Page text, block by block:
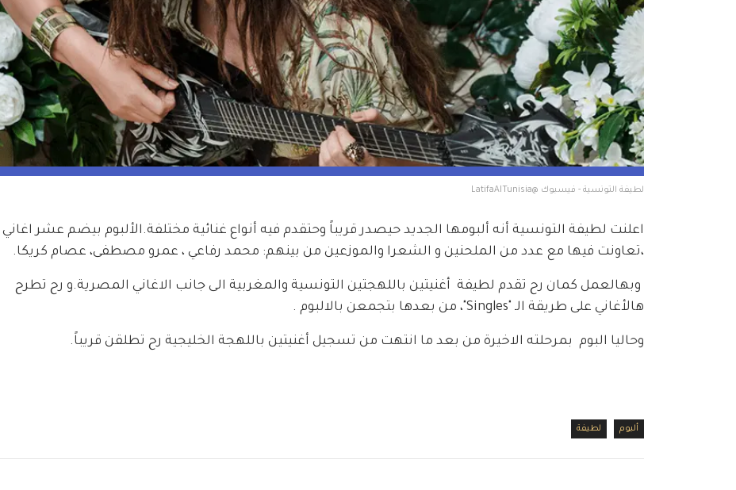
لطيفة التونسية - فيسبوك @LatifaAlTunisia
اعلنت لطيفة التونسية أنه ألبومها الجديد حيصدر قريباً وحتقدم فيه أنواع غنائية مختلفة.الألبوم بيضم عشر اغاني
،تعاونت فيها مع عدد من الملحنين و الشعرا والموزعين من بينهم: محمد رفاعي ، عمرو مصطفى، عصام كريكا.
وبهالعمل كمان رح تقدم لطيفة  أغنيتين باللهجتين التونسية والمغربية الى جانب الاغاني المصرية.و رح تطرح
هالأغاني على طريقة الـ "Singles"، من بعدها بتجمعن بالالبوم .
وحاليا البوم  بمرحلته الاخيرة من بعد ما انتهت من تسجيل أغنيتين باللهجة الخليجية رح تطلقن قريباً.
ألبوم لطيفة